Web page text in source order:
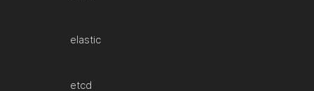
elastic
etcd